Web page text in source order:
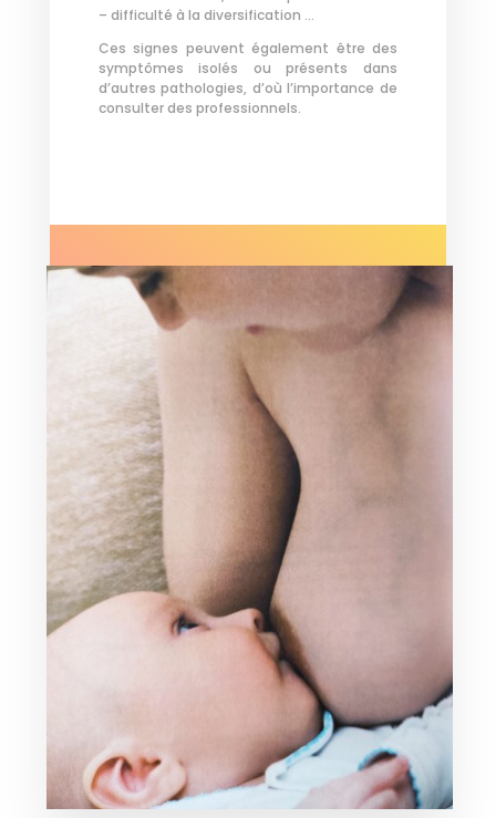
– difficulté à la diversification …
Ces signes peuvent également être des
symptômes isolés ou présents dans
d’autres pathologies, d’où l’importance de
consulter des professionnels.